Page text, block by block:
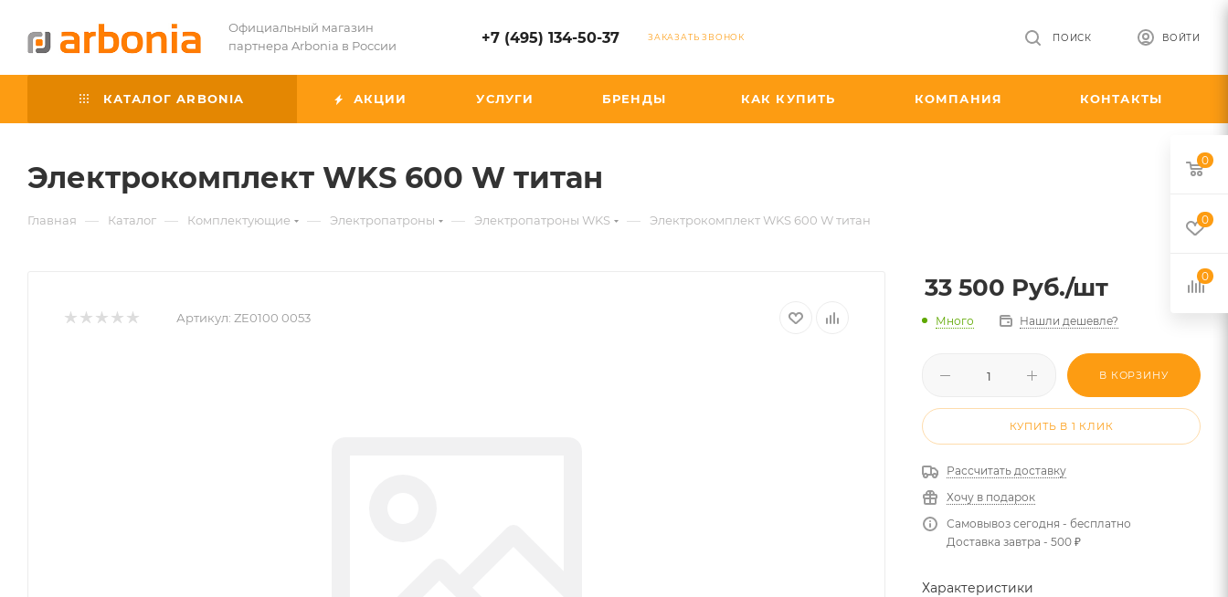
Официальный магазин
партнера Arbonia в России
+7 (495) 134-50-37 ЗАКАЗАТЬ ЗВОНОК ВОЙТИ
ПОИСК
КАТАЛОГ ARBONIA АКЦИИ УСЛУГИ БРЕНДЫ КАК КУПИТЬ КОМПАНИЯ КОНТАКТЫ
Электрокомплект WKS 600 W титан
Главная — Каталог — Комплектующие — Электропатроны — Электропатроны WKS — Электрокомплект WKS 600 W титан
Артикул: ZE0100 0053
33 500 Руб./шт
Много Нашли дешевле?
В КОРЗИНУ
КУПИТЬ В 1 КЛИК
Рассчитать доставку
Хочу в подарок
Самовывоз сегодня - бесплатно
Доставка завтра - 500 ₽
Характеристики
0
0
0